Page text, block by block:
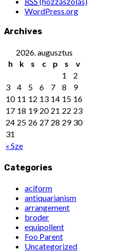
WordPress.org
Archives
2026. augusztus
h
k s c p s v
« Sze
1
2
3
4 5 6 7 8
9
10 11 12 13 14 15 16
17 18 19 20 21 22 23
24 25 26 27 28 29 30
31
Categories
aciform
antiquarianism
arrangement
broder
equipollent
Foo Parent
Uncategorized